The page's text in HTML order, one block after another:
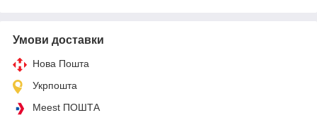
Умови доставки
Нова Пошта
Укрпошта
Meest ПОШТА